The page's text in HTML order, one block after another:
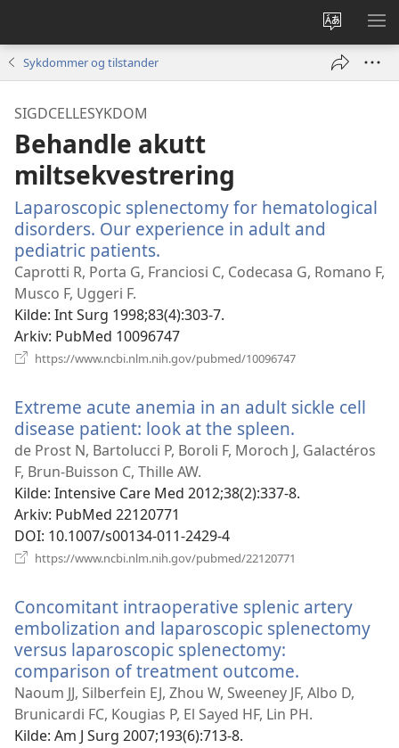
Endre
språk
VIS
Sykdommer og tilstander
SIGDCELLESYKDOM
Behandle akutt
miltsekvestrering
Laparoscopic splenectomy for hematological
disorders. Our experience in adult and
pediatric patients.
nytt
Caprotti R, Porta G, Franciosi C, Codecasa G, Romano F,
Musco F, Uggeri F.
Kilde‎: Int Surg 1998;83(4):303-7.
Arkiv‎: PubMed 10096747
https://www.ncbi.nlm.nih.gov/pubmed/10096747
Extreme acute anemia in an adult sickle cell
disease patient: look at the spleen.
nytt
de Prost N, Bartolucci P, Boroli F, Moroch J, Galactéros
F, Brun-Buisson C, Thille AW.
Kilde‎: Intensive Care Med 2012;38(2):337-8.
Arkiv‎: PubMed 22120771
DOI‎: 10.1007/s00134-011-2429-4
https://www.ncbi.nlm.nih.gov/pubmed/22120771
Concomitant intraoperative splenic artery
embolization and laparoscopic splenectomy
versus laparoscopic splenectomy:
comparison of treatment outcome.
nytt
vindu)
Naoum JJ, Silberfein EJ, Zhou W, Sweeney JF, Albo D,
Brunicardi FC, Kougias P, El Sayed HF, Lin PH.
Kilde‎: Am J Surg 2007;193(6):713-8.